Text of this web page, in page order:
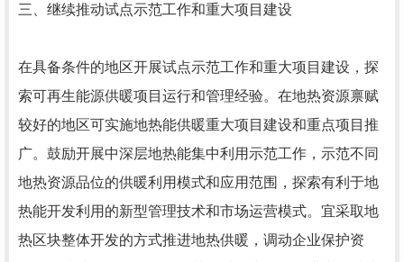
三、继续推动试点示范工作和重大项目建设
在具备条件的地区开展试点示范工作和重大项目建设，探
索可再生能源供暖项目运行和管理经验。在地热资源禀赋
较好的地区可实施地热能供暖重大项目建设和重点项目推
广。鼓励开展中深层地热能集中利用示范工作，示范不同
地热资源品位的供暖利用模式和应用范围，探索有利于地
热能开发利用的新型管理技术和市场运营模式。宜采取地
热区块整体开发的方式推进地热供暖，调动企业保护资